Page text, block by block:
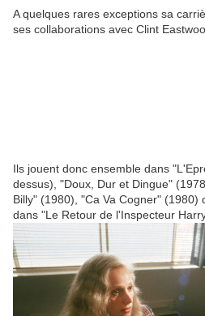
A quelques rares exceptions sa
ses collaborations avec Clint
Ils jouent donc ensemble dans
dessus), "Doux, Dur et Dingue"
Billy" (1980), "Ca Va Cogner" (1980)
dans "Le Retour de l'Inspecteur